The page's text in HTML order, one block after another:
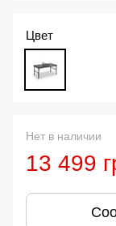
Цвет
Нет в наличии
13 499